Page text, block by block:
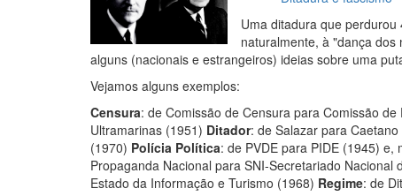
Uma ditadura que
naturalmente, à "dança
alguns (nacionais e estrangeiros) ideias sobre uma
Vejamos alguns exemplos:
Censura: de Comissão de Censura para Comissão de
Ultramarinas (1951) Ditador: de Salazar para Caetano
(1970) Polícia Política: de PVDE para PIDE (1945) e,
Propaganda Nacional para SNI-Secretariado
Estado da Informação e Turismo (1968) Regime: de